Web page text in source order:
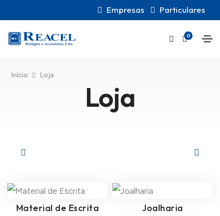
Empresas Particulares
0
Início Loja
Loja
Material de Escrita Joalharia